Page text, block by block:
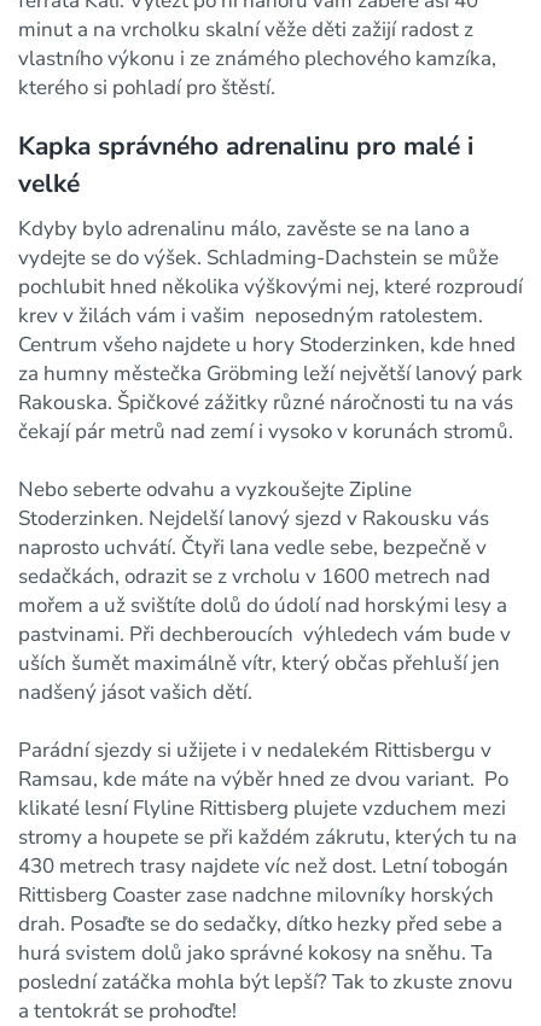
minut a na vrcholku skalní věže děti zažijí radost z
vlastního výkonu i ze známého plechového kamzíka,
kterého si pohladí pro štěstí.
Kapka správného adrenalinu pro malé i
velké
Kdyby bylo adrenalinu málo, zavěste se na lano a
vydejte se do výšek. Schladming-Dachstein se může
pochlubit hned několika výškovými nej, které rozproudí
krev v žilách vám i vašim neposedným ratolestem.
Centrum všeho najdete u hory Stoderzinken, kde hned
za humny městečka Gröbming leží největší lanový park
Rakouska. Špičkové zážitky různé náročnosti tu na vás
čekají pár metrů nad zemí i vysoko v korunách stromů.
Nebo seberte odvahu a vyzkoušejte Zipline
Stoderzinken. Nejdelší lanový sjezd v Rakousku vás
naprosto uchvátí. Čtyři lana vedle sebe, bezpečně v
sedačkách, odrazit se z vrcholu v 1600 metrech nad
mořem a už svištíte dolů do údolí nad horskými lesy a
pastvinami. Při dechberoucích výhledech vám bude v
uších šumět maximálně vítr, který občas přehluší jen
nadšený jásot vašich dětí.
Parádní sjezdy si užijete i v nedalekém Rittisbergu v
Ramsau, kde máte na výběr hned ze dvou variant. Po
klikaté lesní Flyline Rittisberg plujete vzduchem mezi
stromy a houpete se při každém zákrutu, kterých tu na
430 metrech trasy najdete víc než dost. Letní tobogán
Rittisberg Coaster zase nadchne milovníky horských
drah. Posaďte se do sedačky, dítko hezky před sebe a
hurá svistem dolů jako správné kokosy na sněhu. Ta
poslední zatáčka mohla být lepší? Tak to zkuste znovu
a tentokrát se prohoďte!